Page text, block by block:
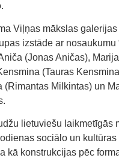
Viļņas mākslas galerijas
izstāde ar nosaukumu
(Jonas Aničas),
(Tauras
(Rimantas Milkintas) un
lietuviešu
sociālo un
kā konstrukcijas pēc